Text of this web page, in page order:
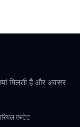
मिलती हैं और अवसर
रियल एस्टेट